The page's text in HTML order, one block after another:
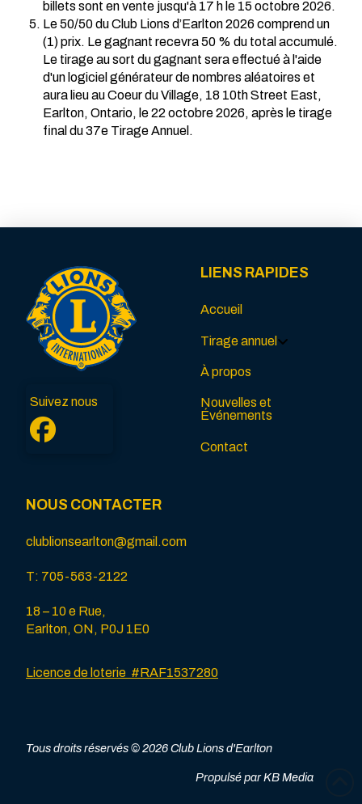
billets sont en vente jusqu'à 17 h le 15 octobre 2026.
Le 50/50 du Club Lions d’Earlton 2026 comprend un
(1) prix. Le gagnant recevra 50 % du total accumulé.
Le tirage au sort du gagnant sera effectué à l'aide
d'un logiciel générateur de nombres aléatoires et
aura lieu au Coeur du Village, 18 10th Street East,
Earlton, Ontario, le 22 octobre 2026, après le tirage
final du 37e Tirage Annuel.
Suivez nous
LIENS RAPIDES
Accueil
Tirage annuel
À propos
Nouvelles et
Événements
Contact
NOUS CONTACTER
clublionsearlton@gmail.com
T: 705-563-2122
18 – 10 e Rue,
Earlton, ON, P0J 1E0
Licence de loterie #RAF1537280
Tous droits réservés© 2026 Club Lions d'Earlton
Propulsé parKB Media